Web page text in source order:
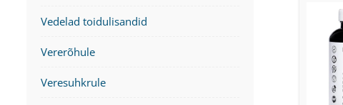
Vedelad toidulisandid
Vererõhule
Veresuhkrule